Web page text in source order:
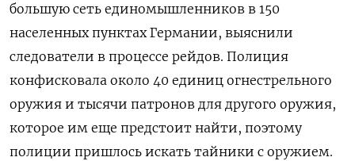
большую сеть единомышленников в 150
населенных пунктах Германии, выяснили
следователи в процессе рейдов. Полиция
конфисковала около 40 единиц огнестрельного
оружия и тысячи патронов для другого оружия,
которое им еще предстоит найти, поэтому
полиции пришлось искать тайники с оружием.